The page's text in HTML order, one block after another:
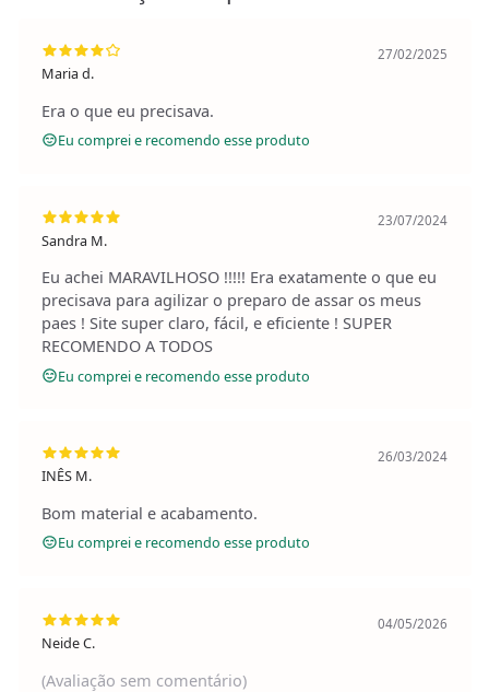
Maria d.
27/02/2025
Era o que eu precisava.
Eu comprei e recomendo esse produto
Sandra M.
23/07/2024
Eu achei MARAVILHOSO !!!!! Era exatamente o que eu
precisava para agilizar o preparo de assar os meus
paes ! Site super claro, fácil, e eficiente ! SUPER
RECOMENDO A TODOS
Eu comprei e recomendo esse produto
INÊS M.
26/03/2024
Bom material e acabamento.
Eu comprei e recomendo esse produto
Neide C.
04/05/2026
(Avaliação sem comentário)